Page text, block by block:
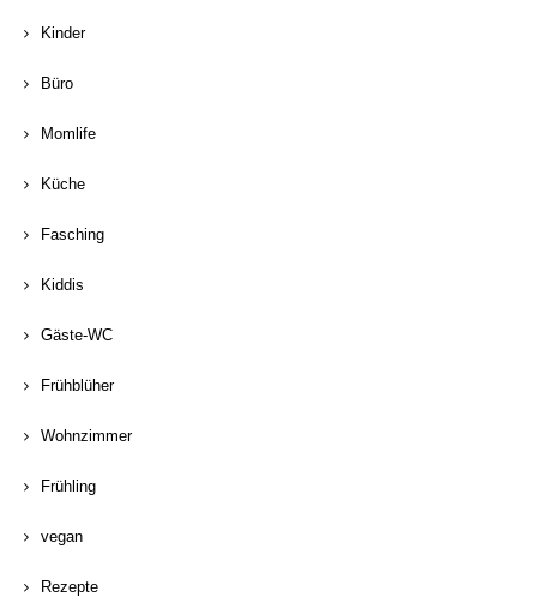
Kinder
Büro
Momlife
Küche
Fasching
Kiddis
Gäste-WC
Frühblüher
Wohnzimmer
Frühling
vegan
Rezepte